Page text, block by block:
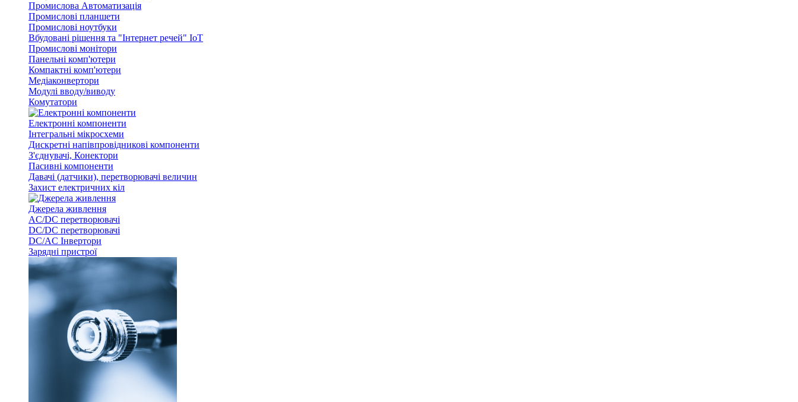
Промислова Автоматизація
Промислові планшети
Промислові ноутбуки
Вбудовані рішення та "Інтернет речей" IoT
Промислові монітори
Панельні комп'ютери
Компактні комп'ютери
Медіаконвертори
Модулі вводу/виводу
Комутатори
Електронні компоненти
Інтегральні мікросхеми
Дискретні напівпровідникові компоненти
З'єднувачі, Конектори
Пасивні компоненти
Давачі (датчики), перетворювачі величин
Захист електричних кіл
Джерела живлення
AC/DC перетворювачі
DC/DC перетворювачі
DC/AC Інвертори
Зарядні пристрої